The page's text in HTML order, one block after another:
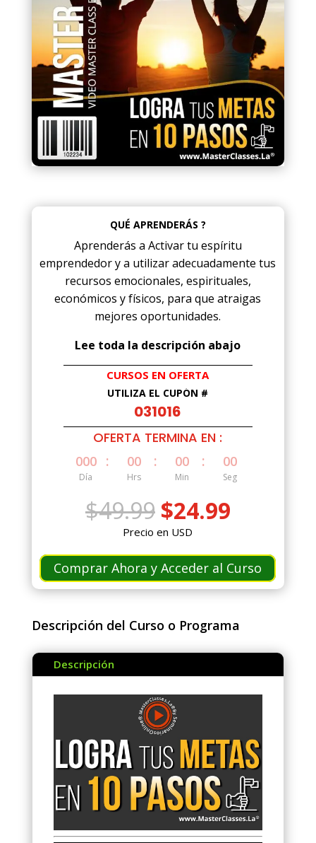
QUÉ APRENDERÁS ?
Aprenderás a Activar tu espíritu
emprendedor y a utilizar adecuadamente tus
recursos emocionales, espirituales,
económicos y físicos, para que atraigas
mejores oportunidades.
Lee toda la descripción abajo
CURSOS EN OFERTA
UTILIZA EL CUPÓN #
031016
OFERTA TERMINA EN :
000
Día
: 00
Hrs
: 00
Min
: 00
Seg
$49.99 El
precio
original
era:
$49.99.
$24.99El
es:
$24.99.
Precio en USD
Comprar Ahora y Acceder al Curso
Descripción del Curso o Programa
Descripción